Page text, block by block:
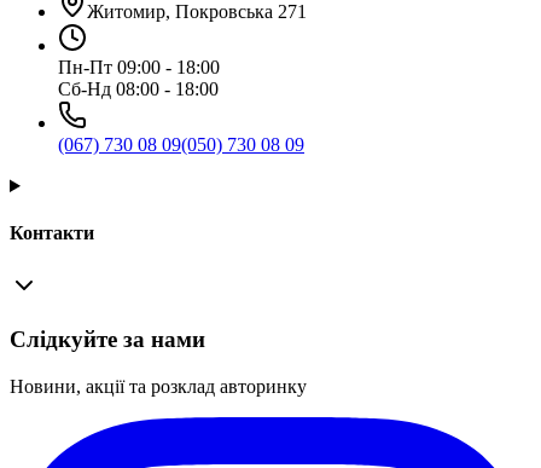
Житомир, Покровська 271
Пн-Пт 09:00 - 18:00
Сб-Нд 08:00 - 18:00
(067) 730 08 09(050) 730 08 09
Контакти
Слідкуйте за нами
Новини, акції та розклад авторинку